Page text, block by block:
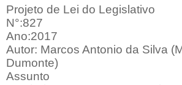
Projeto de Lei do Legislativo
N°:827
Ano:2017
Autor: Marcos Antonio da Silva
Dumonte)
Assunto